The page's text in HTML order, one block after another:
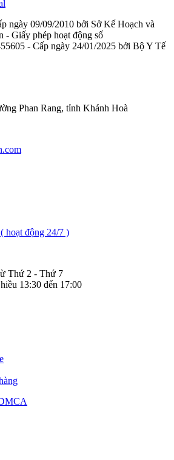
ngày 09/09/2010 bởi Sở Kế Hoạch và
Giấy phép hoạt động số
- Cấp ngày 24/01/2025 bởi Bộ Y Tế
Phan Rang, tỉnh Khánh Hoà
hoạt động 24/7 )
Thứ 2 - Thứ 7
13:30 đến 17:00